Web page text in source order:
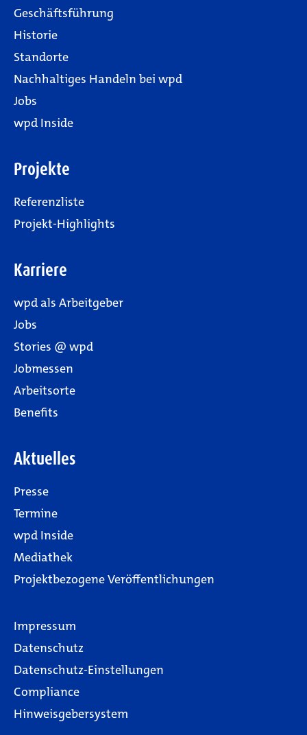
Geschäftsführung
Historie
Standorte
Nachhaltiges Handeln bei wpd
Jobs
wpd Inside
Projekte
Referenzliste
Projekt-Highlights
Karriere
wpd als Arbeitgeber
Jobs
Stories @ wpd
Jobmessen
Arbeitsorte
Benefits
Aktuelles
Presse
Termine
wpd Inside
Mediathek
Projektbezogene Veröffentlichungen
Impressum
Datenschutz
Datenschutz-Einstellungen
Compliance
Hinweisgebersystem